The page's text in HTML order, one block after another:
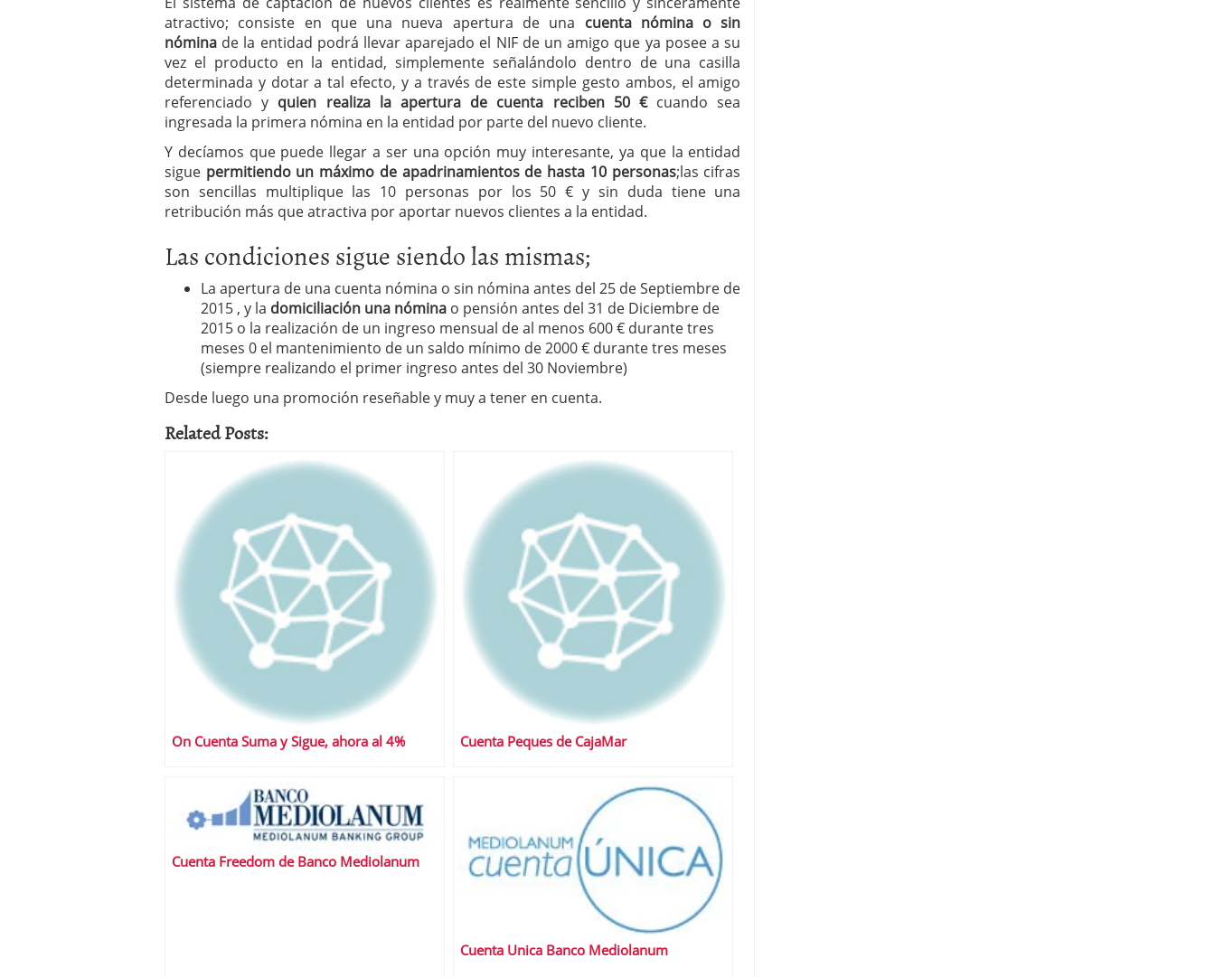
atractivo; consiste en que una nueva apertura de una cuenta nómina o sin
nómina de la entidad podrá llevar aparejado el NIF de un amigo que ya posee a su
vez el producto en la entidad, simplemente señalándolo dentro de una casilla
determinada y dotar a tal efecto, y a través de este simple gesto ambos, el amigo
referenciado y quien realiza la apertura de cuenta reciben 50 €cuando sea
ingresada la primera nómina en la entidad por parte del nuevo cliente.
Y decíamos que puede llegar a ser una opción muy interesante, ya que la entidad
sigue permitiendo un máximo de apadrinamientos de hasta 10 personas;las cifras
son sencillas multiplique las 10 personas por los 50 € y sin duda tiene una
retribución más que atractiva por aportar nuevos clientes a la entidad.
Las condiciones sigue siendo las mismas;
La apertura de una cuenta nómina o sin nómina antes del 25 deSeptiembre de
2015 , y la domiciliación una nómina o pensión antes del 31 de Diciembre de
2015 o la realización de un ingreso mensual de al menos 600 € durante tres
meses 0 el mantenimiento de un saldo mínimo de 2000 € durante tres meses
(siempre realizando el primer ingreso antes del 30 Noviembre)
Desde luego una promoción reseñable y muy a tener en cuenta.
Related Posts:
On Cuenta Suma y Sigue, ahora al 4% Cuenta Peques de CajaMar
Cuenta Freedom de Banco Mediolanum
Cuenta Unica Banco Mediolanum